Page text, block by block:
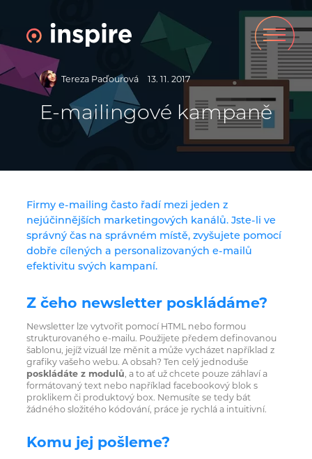
Tereza Paďourová 13. 11. 2017
E-mailingové kampaně
Firmy e-mailing často řadí mezi jeden z
nejúčinnějších marketingových kanálů. Jste-li ve
správný čas na správném místě, zvyšujete pomocí
dobře cílených a personalizovaných e-mailů
efektivitu svých kampaní.
Z čeho newsletter poskládáme?
Newsletter lze vytvořit pomocí HTML nebo formou
strukturovaného e-mailu. Použijete předem definovanou
šablonu, jejíž vizuál lze měnit a může vycházet například z
grafiky vašeho webu. A obsah? Ten celý jednoduše
poskládáte z modulů, a to ať už chcete pouze záhlaví a
formátovaný text nebo například facebookový blok s
proklikem či produktový box. Nemusíte se tedy bát
žádného složitého kódování, práce je rychlá a intuitivní.
Komu jej pošleme?